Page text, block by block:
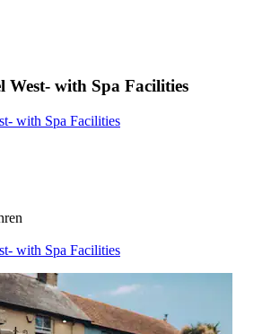
West- with Spa Facilities
with Spa Facilities
with Spa Facilities